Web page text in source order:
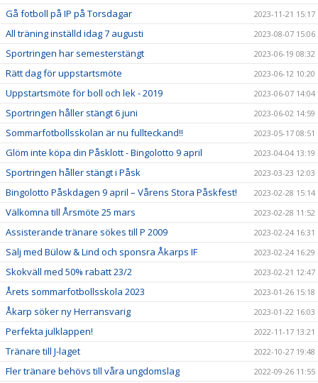
Gå fotboll på IP på Torsdagar 2023-11-21 15:17
All träning inställd idag 7 augusti 2023-08-07 15:06
Sportringen har semesterstängt 2023-06-19 08:32
Rätt dag för uppstartsmöte 2023-06-12 10:20
Uppstartsmöte för boll och lek - 2019 2023-06-07 14:04
Sportringen håller stängt 6 juni 2023-06-02 14:59
Sommarfotbollsskolan är nu fullteckand!! 2023-05-17 08:51
Glöm inte köpa din Påsklott - Bingolotto 9 april 2023-04-04 13:19
Sportringen håller stängt i Påsk 2023-03-23 12:03
Bingolotto Påskdagen 9 april – Vårens Stora Påskfest! 2023-02-28 15:14
Välkomna till Årsmöte 25 mars 2023-02-28 11:52
Assisterande tränare sökes till P 2009 2023-02-24 16:31
Sälj med Bülow & Lind och sponsra Åkarps IF 2023-02-24 16:29
Skokväll med 50% rabatt 23/2 2023-02-21 12:47
Årets sommarfotbollsskola 2023 2023-01-26 15:18
Åkarp söker ny Herransvarig 2023-01-22 16:03
Perfekta julklappen! 2022-11-17 13:21
Tränare till J-laget 2022-10-27 19:48
Fler tränare behövs till våra ungdomslag 2022-09-26 11:55